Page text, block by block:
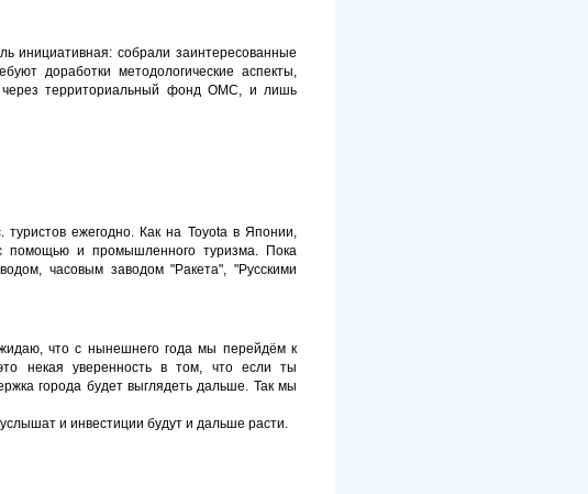
инициативная: собрали заинтересованные
доработки методологические аспекты,
через территориальный фонд ОМС, и лишь
ежегодно. Как на Toyota в Японии,
помощью и промышленного туризма. Пока
часовым заводом "Ракета", "Русскими
что с нынешнего года мы перейдём к
некая уверенность в том, что если ты
города будет выглядеть дальше. Так мы
и инвестиции будут и дальше расти.